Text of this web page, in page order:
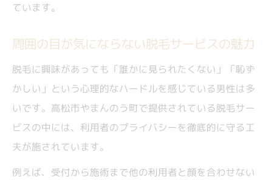
ています。
周囲の目が気にならない脱毛サービスの魅力
脱毛に興味があっても「誰かに見られたくない」「恥ず
かしい」という心理的なハードルを感じている男性は多
いです。高松市やまんのう町で提供されている脱毛サー
ビスの中には、利用者のプライバシーを徹底的に守る工
夫が施されています。
例えば、受付から施術まで他の利用者と顔を合わせない